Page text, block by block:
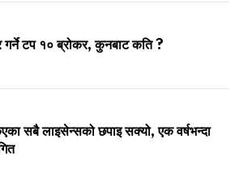
गर्ने टप १० ब्रोकर, कुनबाट कति ?
सबै लाइसेन्सको छपाइ सक्यो, एक वर्षभन्दा